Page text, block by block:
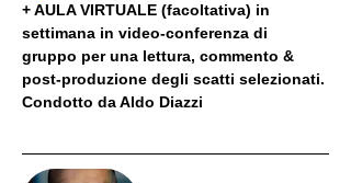
+ AULA VIRTUALE (facoltativa) in
settimana in video-conferenza di
gruppo per una lettura, commento &
post-produzione degli scatti selezionati.
Condotto da Aldo Diazzi